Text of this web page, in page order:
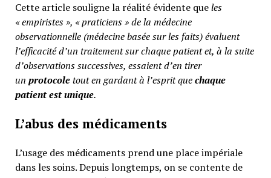
Cette article souligne la réalité évidente queles
« empiristes », « praticiens » de la médecine
observationnelle (médecine basée sur les faits) évaluent
l’efficacité d’un traitement sur chaque patient et, à la suite
d’observations successives, essaient d’en tirer
un protocoletout en gardant à l’esprit quechaque
patient est unique.
L’abus des médicaments
L’usage des médicaments prend une place impériale
dans les soins. Depuis longtemps, on se contente de